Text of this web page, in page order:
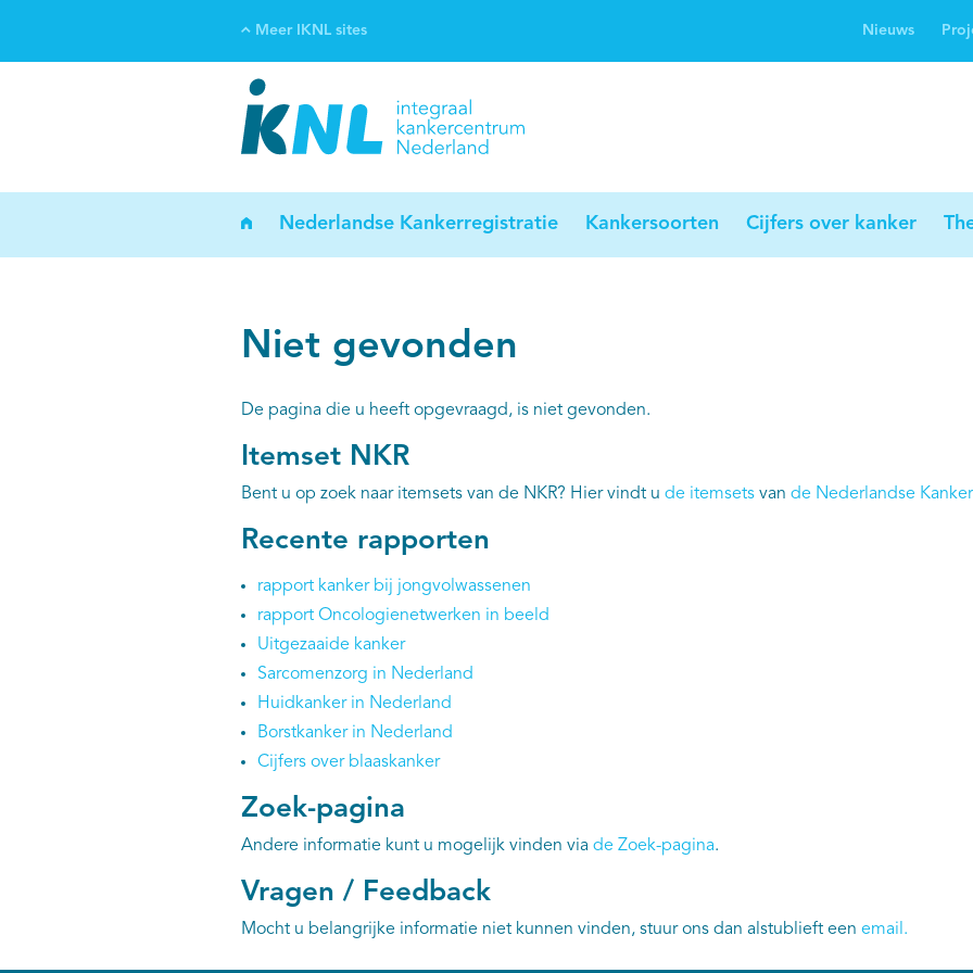
kanker
Meer IKNL sites Nieuws
Nederlandse Kankerregistratie Kankersoorten Cijfers over kanker
Niet gevonden
De pagina die u heeft opgevraagd, is niet gevonden.
Itemset NKR
Bent u op zoek naar itemsets van de NKR? Hier vindt u de itemsets van de Nederlandse
Recente rapporten
rapport kanker bij jongvolwassenen
rapport Oncologienetwerken in beeld
Uitgezaaide kanker
Sarcomenzorg in Nederland
Huidkanker in Nederland
Borstkanker in Nederland
Cijfers over blaaskanker
Zoek-pagina
Andere informatie kunt u mogelijk vinden via de Zoek-pagina.
Vragen / Feedback
Mocht u belangrijke informatie niet kunnen vinden, stuur ons dan alstublieft een email .